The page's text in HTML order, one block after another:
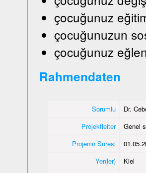
çocuğunuz
çocuğunuzun
çocuğunuz
Rahmendaten
Sorumlu
Dr.
Projektleiter
Genel
Projenin Süresi
Yer(ler)
Kiel